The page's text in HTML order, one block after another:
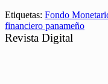
Etiquetas: Fondo
financiero panameño
Revista Digital